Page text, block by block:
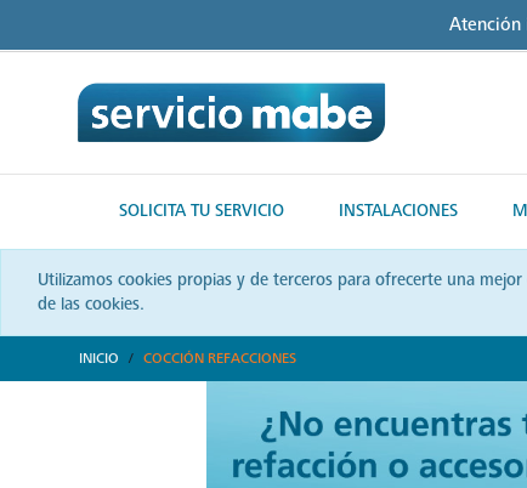
Atención
SOLICITA TU SERVICIO INSTALACIONES
Utilizamos cookies propias y de terceros para ofrecerte una
de las cookies.
INICIO COCCIÓN REFACCIONES